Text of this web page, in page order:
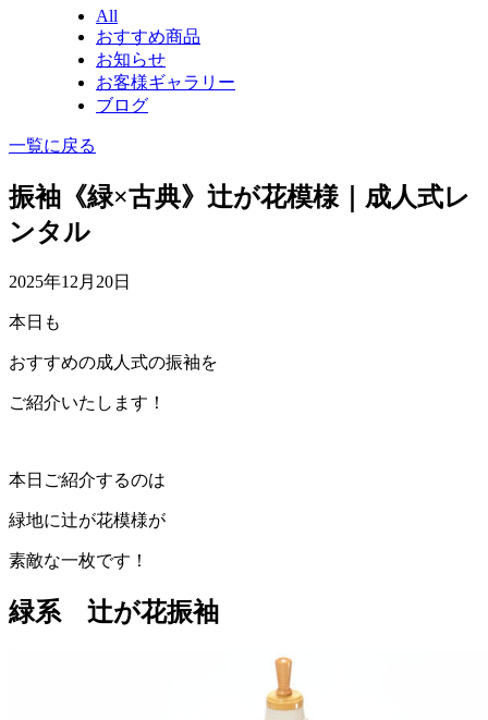
All
おすすめ商品
お知らせ
お客様ギャラリー
ブログ
一覧に戻る
振袖《緑×古典》辻が花模様｜成人式レ
ンタル
2025年12月20日
本日も
おすすめの成人式の振袖を
ご紹介いたします！
本日ご紹介するのは
緑地に辻が花模様が
素敵な一枚です！
緑系 辻が花振袖